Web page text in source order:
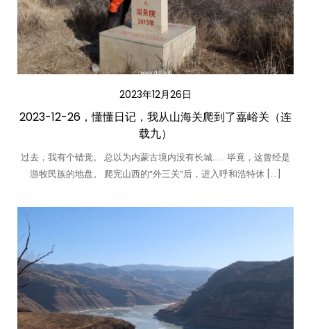
2023年12月26日
2023-12-26，懂懂日记，我从山海关爬到了嘉峪关（连
载九）
过去，我有个错觉。 总以为内蒙古境内没有长城…… 毕竟，这曾经是
游牧民族的地盘。 爬完山西的“外三关”后，进入呼和浩特休 […]